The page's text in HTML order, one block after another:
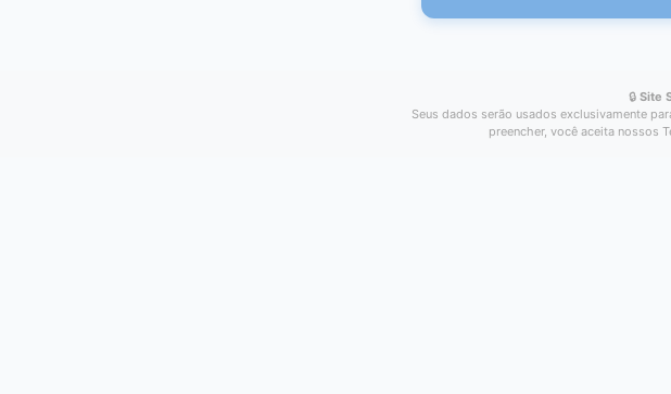
🔒 Site
Seus dados serão usados exclusivamente
preencher, você aceita nossos